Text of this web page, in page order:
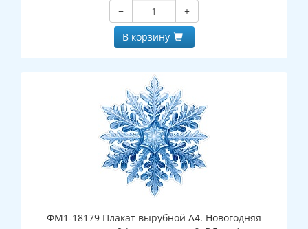
−
+
В корзину
ФМ1-18179 Плакат вырубной А4. Новогодняя